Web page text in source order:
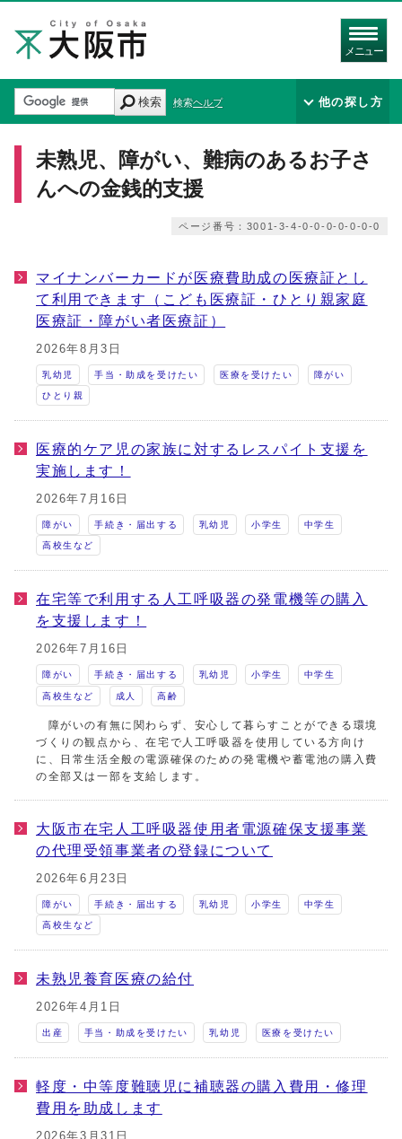
メニュー
検索 検索ヘルプ 他の探し方
未熟児、障がい、難病のあるお子さ
んへの金銭的支援
ページ番号：3001-3-4-0-0-0-0-0-0-0
マイナンバーカードが医療費助成の医療証とし
て利用できます（こども医療証・ひとり親家庭
医療証・障がい者医療証）
2026年8月3日
乳幼児 手当・助成を受けたい 医療を受けたい 障がい
ひとり親
医療的ケア児の家族に対するレスパイト支援を
実施します！
2026年7月16日
障がい 手続き・届出する 乳幼児 小学生 中学生
高校生など
在宅等で利用する人工呼吸器の発電機等の購入
を支援します！
2026年7月16日
障がい 手続き・届出する 乳幼児 小学生 中学生
高校生など 成人 高齢
障がいの有無に関わらず、安心して暮らすことができる環境
づくりの観点から、在宅で人工呼吸器を使用している方向け
に、日常生活全般の電源確保のための発電機や蓄電池の購入費
の全部又は一部を支給します。
大阪市在宅人工呼吸器使用者電源確保支援事業
の代理受領事業者の登録について
2026年6月23日
障がい 手続き・届出する 乳幼児 小学生 中学生
高校生など
未熟児養育医療の給付
2026年4月1日
出産 手当・助成を受けたい 乳幼児 医療を受けたい
軽度・中等度難聴児に補聴器の購入費用・修理
費用を助成します
2026年3月31日